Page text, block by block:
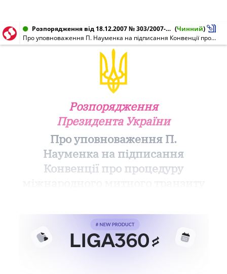
Розпорядження від 18.12.2007 № 303/2007-рп (Чинний)
Про уповноваження П. Науменка на підписання Конвенції про процедуру міжнародного митного транзиту під час перевезення вантажів залізничним транспортом із застосуванням накладної УМВС
Розпорядження
Президента України
Про уповноваження П.
Науменка на підписання
Конвенції про процедуру